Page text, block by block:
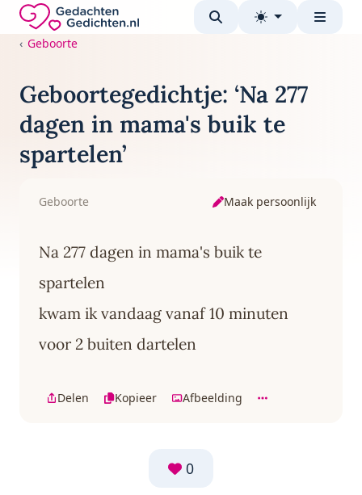
Direct naar de inhoud
Gedachten-Gedichten.nl — naar de homepage
Geboorte
Geboortegedichtje: ‘Na 277
dagen in mama's buik te
spartelen’
Geboorte Maak persoonlijk
Na 277 dagen in mama's buik te
spartelen
kwam ik vandaag vanaf 10 minuten
voor 2 buiten dartelen
Delen Kopieer Afbeelding
0